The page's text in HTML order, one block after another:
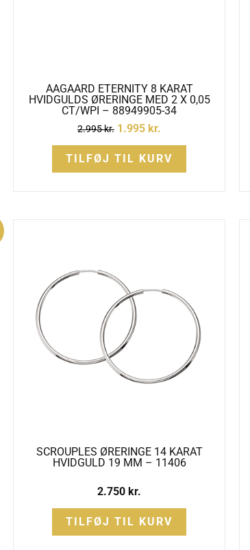
AAGAARD ETERNITY 8 KARAT
HVIDGULDS ØRERINGE MED 2 X 0,05
CT/WPI – 88949905-34
2.995kr. 1.995 kr.
TILFØJ TIL KURV
SCROUPLES ØRERINGE 14 KARAT
HVIDGULD 19 MM – 11406
2.750 kr.
TILFØJ TIL KURV